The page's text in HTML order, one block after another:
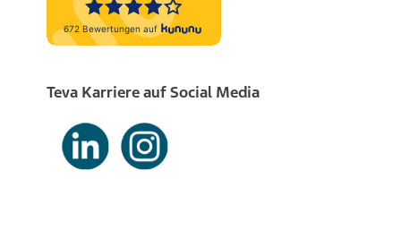
Teva Karriere auf Social Media